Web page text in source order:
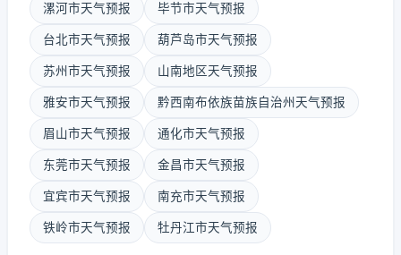
漯河市天气预报 毕节市天气预报
台北市天气预报 葫芦岛市天气预报
苏州市天气预报 山南地区天气预报
雅安市天气预报 黔西南布依族苗族自治州天气预报
眉山市天气预报 通化市天气预报
东莞市天气预报 金昌市天气预报
宜宾市天气预报 南充市天气预报
铁岭市天气预报 牡丹江市天气预报